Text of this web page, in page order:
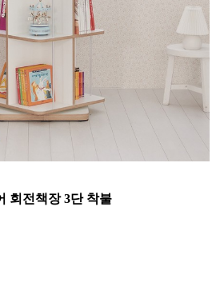
회전책장 3단 착불